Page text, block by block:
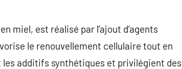
miel, est réalisé par l’ajout d’agents
le renouvellement cellulaire tout en
additifs synthétiques et privilégient des